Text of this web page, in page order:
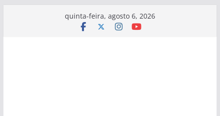
quinta-feira, agosto 6, 2026